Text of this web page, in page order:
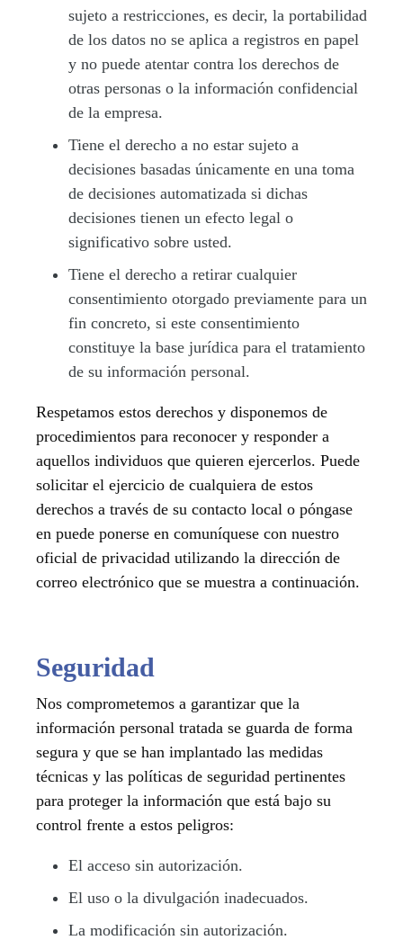
sujeto a restricciones, es decir, la portabilidad
de los datos no se aplica a registros en papel
y no puede atentar contra los derechos de
otras personas o la información confidencial
de la empresa.
Tiene el derecho a no estar sujeto a
decisiones basadas únicamente en una toma
de decisiones automatizada si dichas
decisiones tienen un efecto legal o
significativo sobre usted.
Tiene el derecho a retirar cualquier
consentimiento otorgado previamente para un
fin concreto, si este consentimiento
constituye la base jurídica para el tratamiento
de su información personal.
Respetamos estos derechos y disponemos de
procedimientos para reconocer y responder a
aquellos individuos que quieren ejercerlos. Puede
solicitar el ejercicio de cualquiera de estos
derechos a través de su contacto local o póngase
en puede ponerse en comuníquese con nuestro
oficial de privacidad utilizando la dirección de
correo electrónico que se muestra a continuación.
Seguridad
Nos comprometemos a garantizar que la
información personal tratada se guarda de forma
segura y que se han implantado las medidas
técnicas y las políticas de seguridad pertinentes
para proteger la información que está bajo su
control frente a estos peligros:
El acceso sin autorización.
El uso o la divulgación inadecuados.
La modificación sin autorización.